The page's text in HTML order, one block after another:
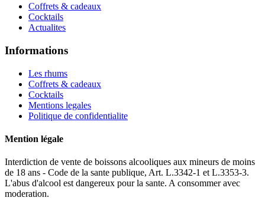
Coffrets & cadeaux
Cocktails
Actualites
Informations
Les rhums
Coffrets & cadeaux
Cocktails
Mentions legales
Politique de confidentialite
Mention légale
Interdiction de vente de boissons alcooliques aux mineurs de moins
de 18 ans - Code de la sante publique, Art. L.3342-1 et L.3353-3.
L'abus d'alcool est dangereux pour la sante. A consommer avec
moderation.